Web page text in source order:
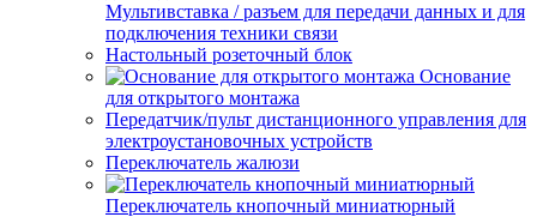
Мультивставка / разъем для передачи данных и для
подключения техники связи
Настольный розеточный блок
Основание
для открытого монтажа
Передатчик/пульт дистанционного управления для
электроустановочных устройств
Переключатель жалюзи
Переключатель кнопочный миниатюрный